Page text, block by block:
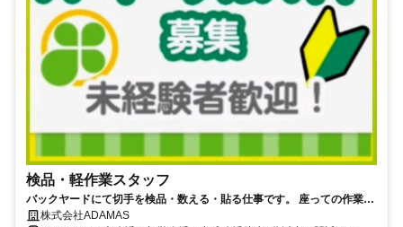
検品・軽作業スタッフ
バックヤードにて切手を検品・数える・貼る仕事です。 座っての作業、
お客様と応対する事は一切ありません。
株式会社ADAMAS